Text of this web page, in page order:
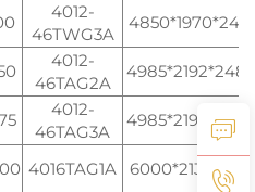
4012-
46TWG3A
4850*1970*2410
4012-
46TAG2A
4012-
46TAG3A
4016TAG1A
6000*2135*2575